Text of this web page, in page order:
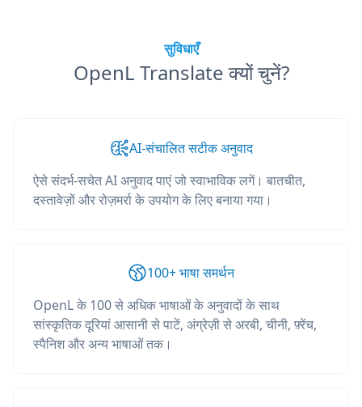
सुविधाएँ
OpenL Translate क्यों चुनें?
AI-संचालित सटीक अनुवाद
ऐसे संदर्भ-सचेत AI अनुवाद पाएं जो स्वाभाविक लगें। बातचीत,
दस्तावेज़ों और रोज़मर्रा के उपयोग के लिए बनाया गया।
100+ भाषा समर्थन
OpenL के 100 से अधिक भाषाओं के अनुवादों के साथ
सांस्कृतिक दूरियां आसानी से पाटें, अंग्रेज़ी से अरबी, चीनी, फ़्रेंच,
स्पैनिश और अन्य भाषाओं तक।